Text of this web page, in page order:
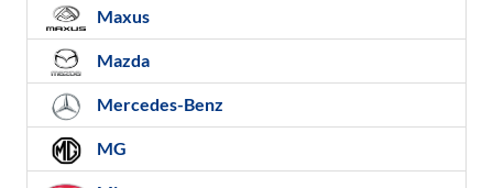
Maxus
Mazda
Mercedes-Benz
MG